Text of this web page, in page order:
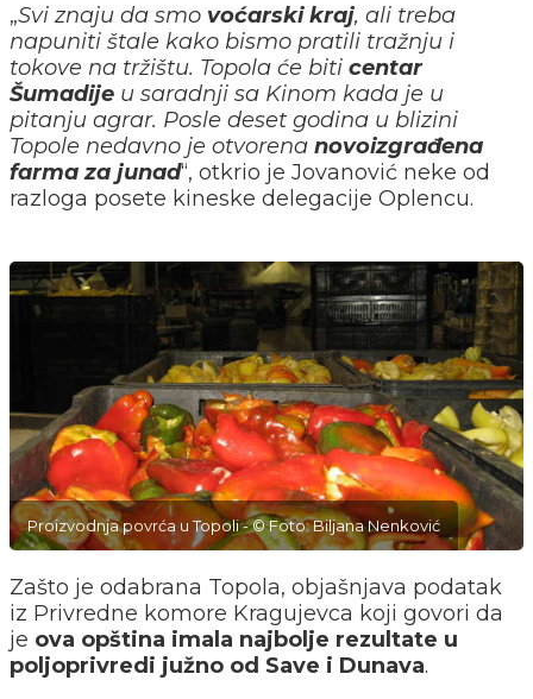
„Svi znaju da smo voćarski kraj, ali treba
napuniti štale kako bismo pratili tražnju i
tokove na tržištu. Topola će biti centar
Šumadije u saradnji sa Kinom kada je u
pitanju agrar. Posle deset godina u blizini
Topole nedavno je otvorena novoizgrađena
farma za junad“, otkrio je Jovanović neke od
razloga posete kineske delegacije Oplencu.
Proizvodnja povrća u Topoli - © Foto: Biljana Nenković
Zašto je odabrana Topola, objašnjava podatak
iz Privredne komore Kragujevca koji govori da
je ova opština imala najbolje rezultate u
poljoprivredi južno od Save i Dunava.